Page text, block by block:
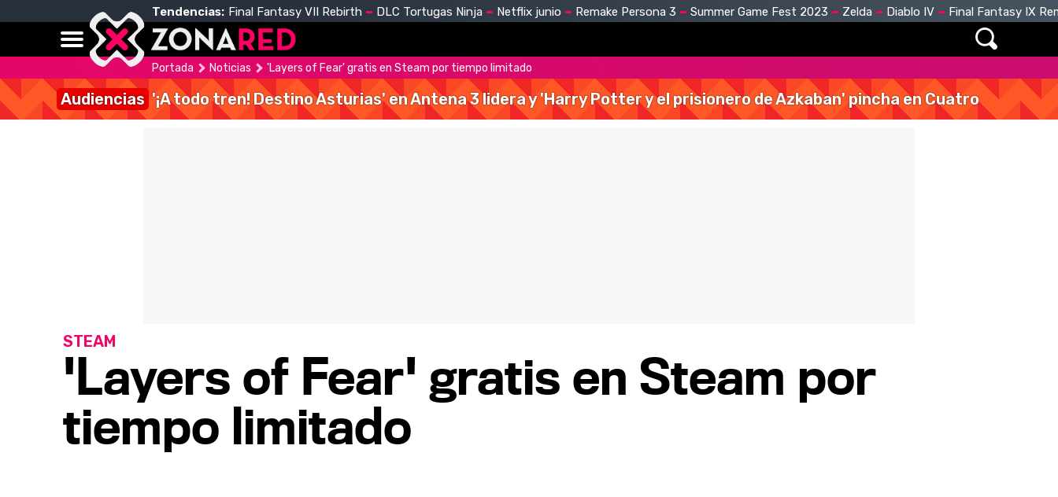
Tendencias: Final Fantasy VII Rebirth DLC Tortugas Ninja Netflix junio Remake Persona 3 Summer Game Fest 2023 Zelda Diablo IV Final Fantasy IX
Portada Noticias 'Layers of Fear' gratis en Steam por tiempo limitado
Audiencias '¡A todo tren! Destino Asturias' en Antena 3 lidera y 'Harry Potter y el prisionero de Azkaban' pincha en Cuatro
'Layers of Fear' gratis en Steam por
tiempo limitado
STEAM